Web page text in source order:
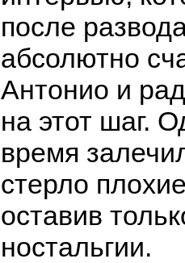
после
абсолютно
Антонио и
на этот шаг.
время
стерло
оставив
ностальгии.